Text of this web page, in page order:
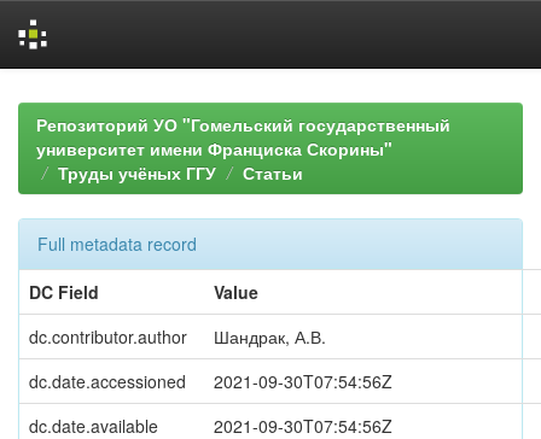
navigationРепозиторий УО "Гомельский государственный
университет имени Франциска Скорины"
Труды учёных ГГУ
Статьи
Full metadata record
DC Field
Value
dc.contributor.author
Шандрак, А.В.
dc.date.accessioned
2021-09-30T07:54:56Z
dc.date.available
2021-09-30T07:54:56Z